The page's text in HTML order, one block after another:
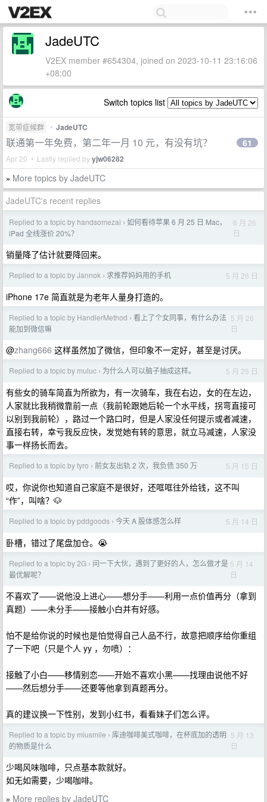
JadeUTC
V2EX member #654304, joined on 2023-10-11 23:16:06
+08:00
Switch topics list
宽带症候群 • JadeUTC
联通第一年免费，第二年一月 10 元，有没有坑？
Apr 20 • Lastly replied byyjw06282
61
» More topics by JadeUTC
JadeUTC's recent replies
Replied to a topic by handsomezai › 如何看待苹果 6 月 25 日 Mac，
iPad 全线涨价 20%？
6 月 26
日
销量降了估计就要降回来。
Replied to a topic by Jannok › 求推荐妈妈用的手机 5 月 26 日
iPhone 17e 简直就是为老年人量身打造的。
Replied to a topic by HandlerMethod › 看上了个女同事，有什么办法
能加到微信嘛
5 月 26
日
@zhang666 这样虽然加了微信，但印象不一定好，甚至是讨厌。
Replied to a topic by muluc › 为什么人可以脑子抽成这样。 5 月 25 日
有些女的骑车简直为所欲为，有一次骑车，我在右边，女的在左边，
人家就比我稍微靠前一点（我前轮跟她后轮一个水平线，拐弯直接可
以别到我前轮），路过一个路口时，但是人家没任何提示或者减速，
直接右转，幸亏我反应快，发觉她有转的意思，就立马减速，人家没
事一样扬长而去。
Replied to a topic by tyro › 前女友出轨 2 次，我负债 350 万 5 月 15 日
哎，你说你也知道自己家庭不是很好，还哐哐往外给钱，这不叫
“作”，叫啥？🐶
Replied to a topic by pddgoods › 今天 A 股体感怎么样 5 月 14 日
卧槽，错过了尾盘加仓。😭
Replied to a topic by 2G › 问一下大伙，遇到了更好的人，怎么做才是
最优解呢？
5 月 14
日
不喜欢了——说他没上进心——想分手——利用一点价值再分（拿到
真题）——未分手——接触小白并有好感。
怕不是给你说的时候也是怕觉得自己人品不行，故意把顺序给你重组
了一下吧（只是个人 yy ，勿喷）：
接触了小白——移情别恋——开始不喜欢小黑——找理由说他不好
——然后想分手——还要等他拿到真题再分。
真的建议换一下性别，发到小红书，看看妹子们怎么评。
Replied to a topic by miusmile › 库迪咖啡美式咖啡，在杯底加的透明
的物质是什么
5 月 13
日
少喝风味咖啡，只点基本款就好。
如无如需要，少喝咖啡。
» More replies by JadeUTC